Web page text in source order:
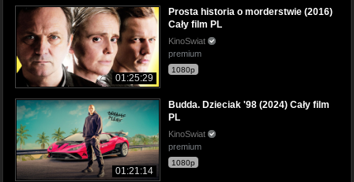
01:25:29
Prosta historia o morderstwie (2016)
Cały film PL
KinoSwiat
premium
1080p
01:21:14
Budda. Dzieciak '98 (2024) Cały film
PL
KinoSwiat
premium
1080p